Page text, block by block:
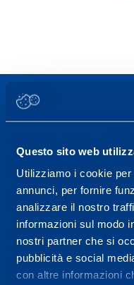
Questo sito web
Utilizziamo i cookie
annunci, per fornire
analizzare il nostro
informazioni sul modo
nostri partner che si
pubblicità e social
con altre informazioni
Sport Service Mapei
21057 Olgiate Olona
Per prenotare una
informazioni:
lunedì a venerdì 9.30-
ORARI DI APERTURA